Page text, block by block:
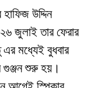
উদ্দিন
জুলাই তার ফেরার
মধ্যেই বুধবার
গুঞ্জন শুরু হয়।